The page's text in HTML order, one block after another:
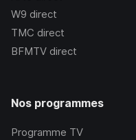
W9 direct
TMC direct
BFMTV direct
Nos programmes
Programme TV